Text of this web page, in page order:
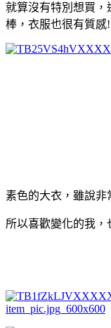
就算沒有特別想買，
棒，衣服也很有質感
素色的大衣，雖說非
所以喜歡變化的我